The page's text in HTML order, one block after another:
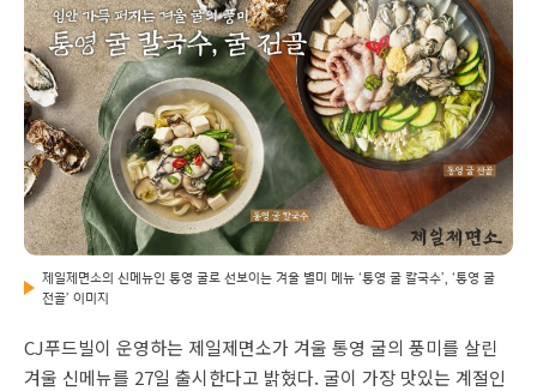
제일제면소의 신메뉴인 통영 굴로 선보이는 겨울 별미 메뉴 ‘통영 굴 칼국수’, ‘통영 굴
전골’ 이미지
CJ푸드빌이 운영하는 제일제면소가 겨울 통영 굴의 풍미를 살린
겨울 신메뉴를 27일 출시한다고 밝혔다. 굴이 가장 맛있는 계절인